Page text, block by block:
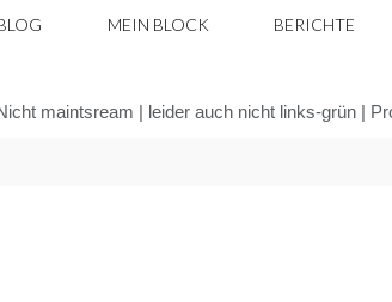
MEIN BLOCK BERICHTE
maintsream | leider auch nicht links-grün |